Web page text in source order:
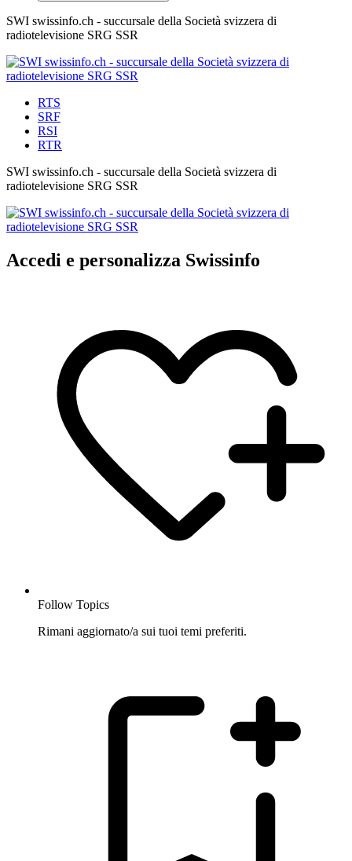
SWI swissinfo.ch - succursale della Società svizzera di
radiotelevisione SRG SSR
RTS
SRF
RSI
RTR
SWI swissinfo.ch - succursale della Società svizzera di
radiotelevisione SRG SSR
Accedi e personalizza Swissinfo
Follow Topics
Rimani aggiornato/a sui tuoi temi preferiti.